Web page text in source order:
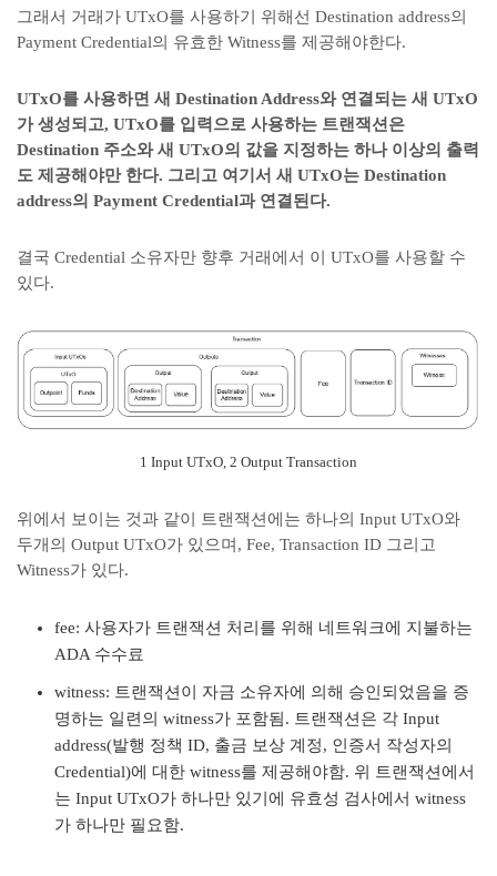
그래서 거래가 UTxO를 사용하기 위해선 Destination address의
Payment Credential의 유효한 Witness를 제공해야한다.
UTxO를 사용하면 새 Destination Address와 연결되는 새 UTxO
가 생성되고, UTxO를 입력으로 사용하는 트랜잭션은
Destination 주소와 새 UTxO의 값을 지정하는 하나 이상의 출력
도 제공해야만 한다. 그리고 여기서 새 UTxO는 Destination
address의 Payment Credential과 연결된다.
결국 Credential 소유자만 향후 거래에서 이 UTxO를 사용할 수
있다.
1 Input UTxO, 2 Output Transaction
위에서 보이는 것과 같이 트랜잭션에는 하나의 Input UTxO와
두개의 Output UTxO가 있으며, Fee, Transaction ID 그리고
Witness가 있다.
fee: 사용자가 트랜잭션 처리를 위해 네트워크에 지불하는
ADA 수수료
witness: 트랜잭션이 자금 소유자에 의해 승인되었음을 증
명하는 일련의 witness가 포함됨. 트랜잭션은 각 Input
address(발행 정책 ID, 출금 보상 계정, 인증서 작성자의
Credential)에 대한 witness를 제공해야함. 위 트랜잭션에서
는 Input UTxO가 하나만 있기에 유효성 검사에서 witness
가 하나만 필요함.